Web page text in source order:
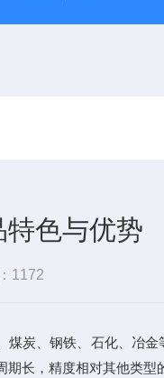
色与优势
1172
煤炭、钢铁、石化、冶
长，精度相对其他类型